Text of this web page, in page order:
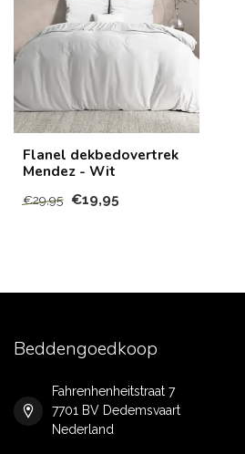
Flanel dekbedovertrek
Mendez - Wit
€29,95 €19,95
Beddengoedkoop
Fahrenhenheitstraat 7
7701 BV Dedemsvaart
Nederland